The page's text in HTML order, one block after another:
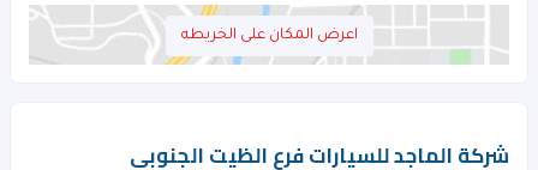
اعرض المكان على الخريطه
شركة الماجد للسيارات فرع الظيت الجنوبى